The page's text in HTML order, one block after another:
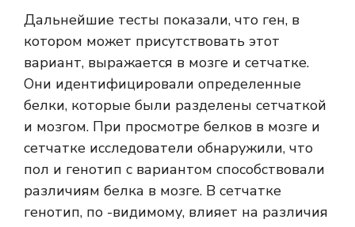
Дальнейшие тесты показали, что ген, в
котором может присутствовать этот
вариант, выражается в мозге и сетчатке.
Они идентифицировали определенные
белки, которые были разделены сетчаткой
и мозгом. При просмотре белков в мозге и
сетчатке исследователи обнаружили, что
пол и генотип с вариантом способствовали
различиям белка в мозге. В сетчатке
генотип, по -видимому, влияет на различия